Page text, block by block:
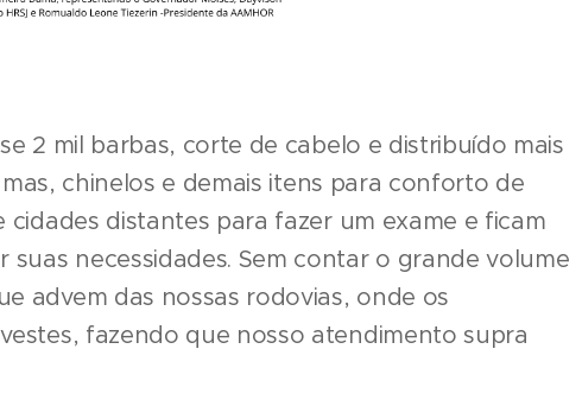
2 mil barbas, corte de cabelo e distribuído mais
chinelos e demais itens para conforto de
cidades distantes para fazer um exame e ficam
necessidades. Sem contar o grande volume
advem das nossas rodovias, onde os
fazendo que nosso atendimento supra